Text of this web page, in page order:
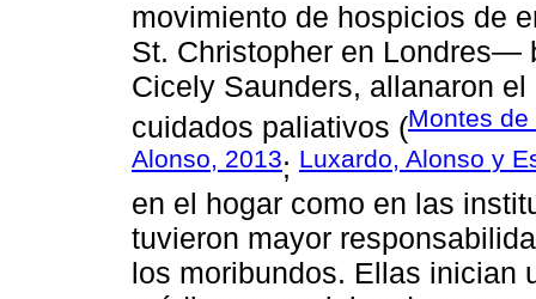
movimiento de hospicios de
St. Christopher en Londres—
Cicely Saunders, allanaron
cuidados paliativos (Montes
Alonso, 2013; Luxardo, Alonso y
en el hogar como en las
tuvieron mayor
los moribundos. Ellas inician